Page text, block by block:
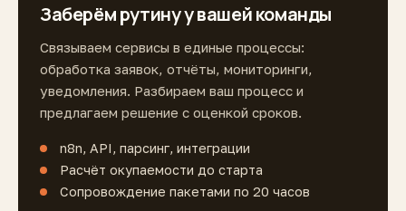
Заберём рутину у вашей команды
Связываем сервисы в единые процессы:
обработка заявок, отчёты, мониторинги,
уведомления. Разбираем ваш процесс и
предлагаем решение с оценкой сроков.
n8n, API, парсинг, интеграции
Расчёт окупаемости до старта
Сопровождение пакетами по 20 часов